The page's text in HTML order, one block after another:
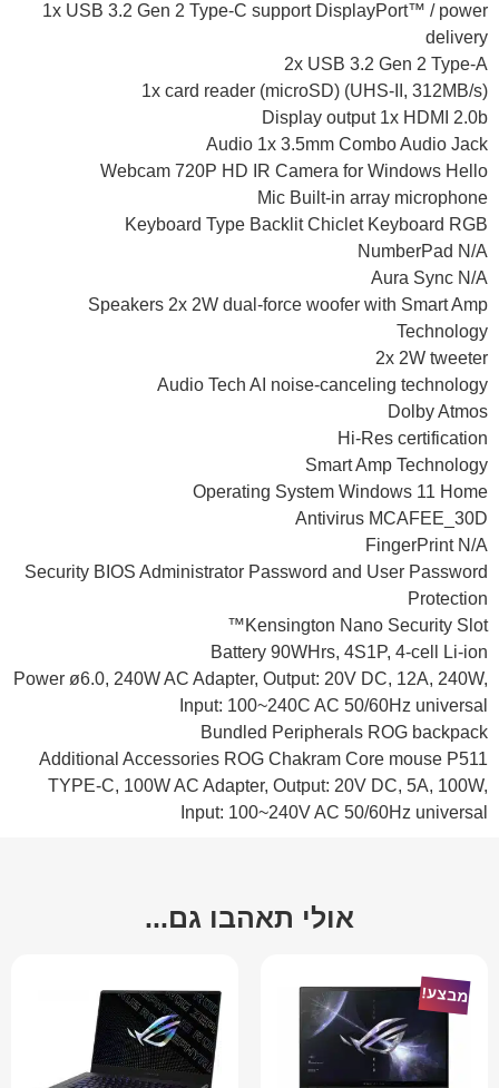
1x USB 3.2 Gen 2 Type-C support DisplayPort™ / power
delivery
2x USB 3.2 Gen 2 Type-A
1x card reader (microSD) (UHS-II, 312MB/s)
Display output 1x HDMI 2.0b
Audio 1x 3.5mm Combo Audio Jack
Webcam 720P HD IR Camera for Windows Hello
Mic Built-in array microphone
Keyboard Type Backlit Chiclet Keyboard RGB
NumberPad N/A
Aura Sync N/A
Speakers 2x 2W dual-force woofer with Smart Amp
Technology
2x 2W tweeter
Audio Tech AI noise-canceling technology
Dolby Atmos
Hi-Res certification
Smart Amp Technology
Operating System Windows 11 Home
Antivirus MCAFEE_30D
FingerPrint N/A
Security BIOS Administrator Password and User Password
Protection
Kensington Nano Security Slot™
Battery 90WHrs, 4S1P, 4-cell Li-ion
Power ø6.0, 240W AC Adapter, Output: 20V DC, 12A, 240W,
Input: 100~240C AC 50/60Hz universal
Bundled Peripherals ROG backpack
Additional Accessories ROG Chakram Core mouse P511
TYPE-C, 100W AC Adapter, Output: 20V DC, 5A, 100W,
Input: 100~240V AC 50/60Hz universal
אולי תאהבו גם...
מבצע!